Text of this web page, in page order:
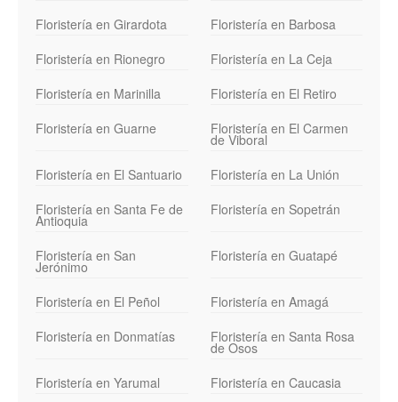
Floristería en Girardota
Floristería en Barbosa
Floristería en Rionegro
Floristería en La Ceja
Floristería en Marinilla
Floristería en El Retiro
Floristería en Guarne
Floristería en El Carmen
de Viboral
Floristería en El Santuario
Floristería en La Unión
Floristería en Santa Fe de
Antioquia
Floristería en Sopetrán
Floristería en San
Jerónimo
Floristería en Guatapé
Floristería en El Peñol
Floristería en Amagá
Floristería en Donmatías
Floristería en Santa Rosa
de Osos
Floristería en Yarumal
Floristería en Caucasia